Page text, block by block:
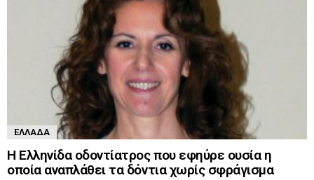
ΕΛΛΆΔΑ
Η Ελληνίδα οδοντίατρος που εφηύρε ουσία η
οποία αναπλάθει τα δόντια χωρίς σφράγισμα